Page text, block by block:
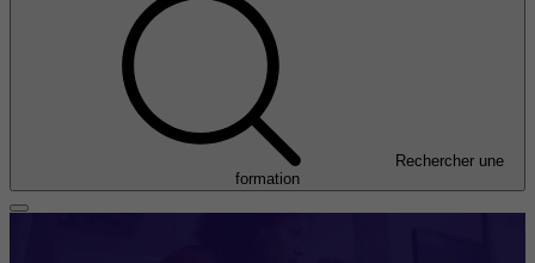
Rechercher une
formation